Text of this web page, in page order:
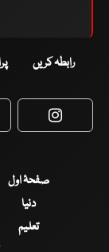
رابطہ کریں
صفحۂ اول
دنیا
تعلیم